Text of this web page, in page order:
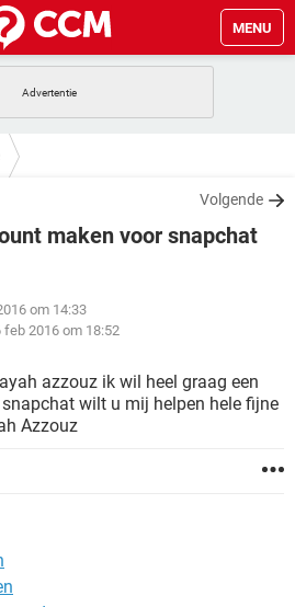
MENU
SNAPCHAT
GAMES
CORONAVIRUS
WINDOWS 10
SNAPCHAT
WINDOWS 10
CORONAVIRUS
Volgende
maken voor snapchat
om 14:33
feb 2016 om 18:52
azzouz ik wil heel graag een
wilt u mij helpen hele fijne
Azzouz